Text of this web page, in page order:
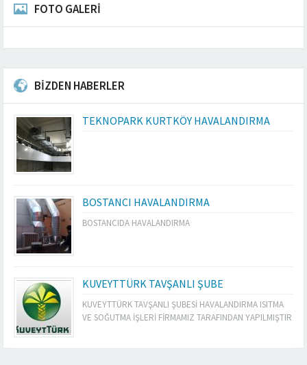
FOTO GALERİ
BİZDEN HABERLER
TEKNOPARK KURTKÖY HAVALANDIRMA
BOSTANCI HAVALANDIRMA
BOSTANCIDA HAVALANDIRMA
KUVEYTTÜRK TAVŞANLI ŞUBE
KUVEYTTÜRK TAVŞANLI ŞUBESİ HAVALANDIRMA ISITMA
VE SOĞUTMA İŞLERİ FİRMAMIZ TARAFINDAN YAPILMIŞTIR